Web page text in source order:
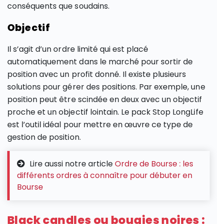
conséquents que soudains.
Objectif
Il s’agit d’un ordre limité qui est placé
automatiquement dans le marché pour sortir de
position avec un profit donné. Il existe plusieurs
solutions pour gérer des positions. Par exemple, une
position peut être scindée en deux avec un objectif
proche et un objectif lointain. Le pack Stop LongLife
est l’outil idéal pour mettre en œuvre ce type de
gestion de position.
Lire aussi notre articleOrdre de Bourse : les
différents ordres à connaître pour débuter en
Bourse
Black candles ou bougies noires :